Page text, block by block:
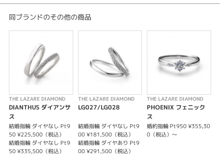
デザイン
レディース
紹介文
THE LAZARE DIAMOND【LG021/LG022】
マット加工に加え、表面が斜めにデザインされています。メンズのリングに
も遊び心を加えた結婚指輪。
同ブランドのその他の商品
THE LAZARE DIAMOND
DIANTHUS ダイアンサ
ス
結婚指輪 ダイヤなし Pt9
50 ¥225,500（税込）
結婚指輪 ダイヤなし Pt9
50 ¥335,500（税込）
THE LAZARE DIAMOND
LG027/LG028
結婚指輪 ダイヤなし Pt9
00 ¥181,500（税込）
結婚指輪 ダイヤあり Pt9
00 ¥291,500（税込）
THE LAZARE DIAMOND
PHOENIX フェニック
ス
婚約指輪 Pt950 ¥355,30
0（税込）～